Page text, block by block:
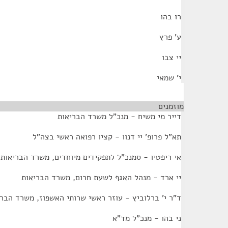
רו בהו
ע' פרץ
יי צבו
י' שמאי
מוזמנים
דייר מי משיח - מנכ"ל משרד הבריאות
תא"ל פרופ' יי דנוו - קציו רפואה ראשי בצה"ל
אי ריפטיו - סמנכ"ל לתפקידים מיוחדים, משרד הבריאות
יי ארד - מנהל האגף לשעת חרום, משרד הבריאות
ד"ר י' ברלוביץ - עוזר ראשי שרותי האשפוז, משרד
ני בהו - מנכ"ל מד"א